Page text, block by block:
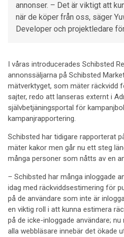
annonser. – Det är viktigt att
när de köper från oss, säger
Developer och projektledare
I våras introducerades Schibsted
annonssäljarna på Schibsted
mätverktyget, som mäter räckvidd
sajter, redo att lanseras externt i
självbetjäningsportal för
kampanjrapportering.
Schibsted har tidigare rapporterat
mäter kakor men går nu ett steg
många personer som nåtts av en
– Schibsted har många inloggade
idag med räckviddsestimering för
på de användare som inte är
en viktig roll i att kunna estimera
på de icke-inloggade användare;
alla webbläsare innebär det ökade